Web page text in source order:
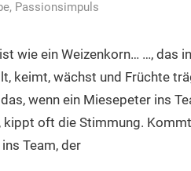
, Passionsimpuls
wie ein Weizenkorn… …, das
keimt, wächst und Früchte
wenn ein Miesepeter ins
kippt oft die Stimmung.
Team, der